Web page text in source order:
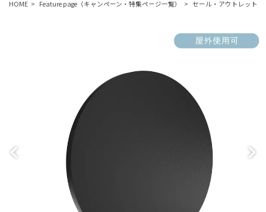
HOME Feature page（キャンペーン・特集ページ一覧） セール・アウトレット